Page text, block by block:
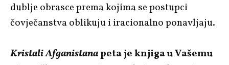
dublje obrasce prema kojima se postupci
čovječanstva oblikuju i iracionalno ponavljaju.
Kristali Afganistanapeta je knjiga u Vašemu